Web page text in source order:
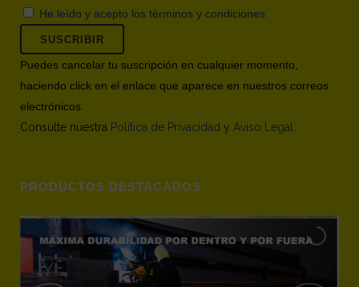
He leído y acepto los términos y condiciones
Puedes cancelar tu suscripción en cualquier momento,
haciendo click en el enlace que aparece en nuestros correos
electrónicos.
Consulte nuestra Política de Privacidad y Aviso Legal
PRODUCTOS DESTACADOS